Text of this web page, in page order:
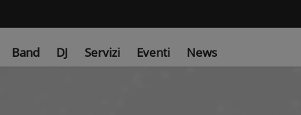
Band DJ Servizi Eventi News